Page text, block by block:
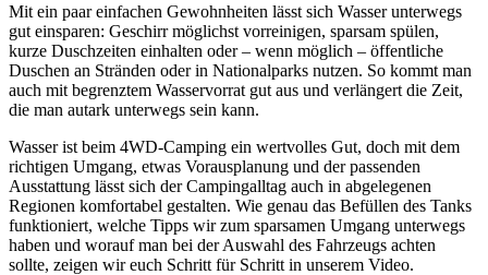
Mit ein paar einfachen Gewohnheiten lässt sich Wasser unterwegs
gut einsparen: Geschirr möglichst vorreinigen, sparsam spülen,
kurze Duschzeiten einhalten oder – wenn möglich – öffentliche
Duschen an Stränden oder in Nationalparks nutzen. So kommt man
auch mit begrenztem Wasservorrat gut aus und verlängert die Zeit,
die man autark unterwegs sein kann.
Wasser ist beim 4WD-Camping ein wertvolles Gut, doch mit dem
richtigen Umgang, etwas Vorausplanung und der passenden
Ausstattung lässt sich der Campingalltag auch in abgelegenen
Regionen komfortabel gestalten. Wie genau das Befüllen des Tanks
funktioniert, welche Tipps wir zum sparsamen Umgang unterwegs
haben und worauf man bei der Auswahl des Fahrzeugs achten
sollte, zeigen wir euch Schritt für Schritt in unserem Video.